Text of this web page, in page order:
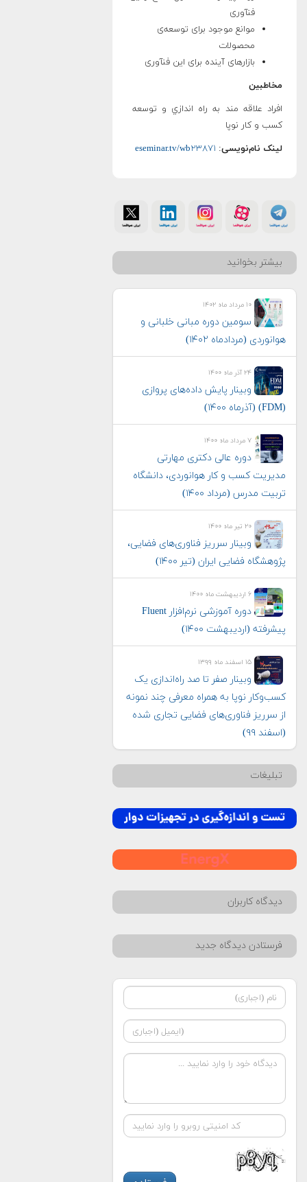
فنآوری
موانع موجود برای توسعه‌ی
محصولات
بازارهای آینده برای این فنآوری
مخاطبین
افراد علاقه مند به راه اندازي و توسعه
کسب و کار نوپا
لینک نام‌نویسی: eseminar.tv/wb۲۳۸۷۱
بیشتر بخوانید
۱۰ مرداد ماه ۱۴۰۲
سومین دوره مبانی خلبانی و
هوانوردی (مردادماه ۱۴۰۲)
۲۴ آذر ماه ۱۴۰۰
وبینار پایش داده‌های پروازی
(FDM) (آذرماه ۱۴۰۰)
۷ مرداد ماه ۱۴۰۰
دوره عالی دکتری مهارتی
مدیریت کسب و کار هوانوردی، دانشگاه
تربیت مدرس (مرداد ۱۴۰۰)
۲۰ تیر ماه ۱۴۰۰
وبینار سرریز فناوری‌های فضایی،
پژوهشگاه فضایی ایران (تیر ۱۴۰۰)
۶ اردیبهشت ماه ۱۴۰۰
دوره آموزشی نرم‌افزار Fluent
پیشرفته (اردیبهشت ۱۴۰۰)
۱۵ اسفند ماه ۱۳۹۹
وبینار صفر تا صد راه‌اندازی یک
كسب‌وكار نوپا به همراه معرفی چند نمونه
از سرريز فناوری‌های فضایی تجاری شده
(اسفند ۹۹)
تبلیغات
دیدگاه کاربران
فرستادن دیدگاه جدید